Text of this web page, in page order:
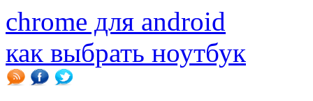
chrome для android
как выбрать ноутбук